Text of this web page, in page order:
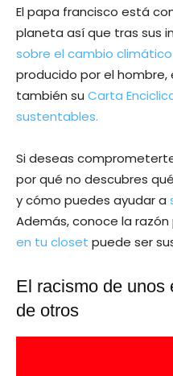
El papa francisco está
planeta así que tras sus
sobre el cambio climático
producido por el
también su Carta
sustentables.
Si deseas
por qué no descubres
y cómo puedes ayudar a
Además, conoce la razón
en tu closet puede ser
El racismo de unos
de otros